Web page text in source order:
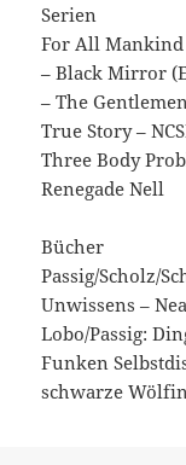
Serien
For All Mankind
– Black Mirror
– The
True Story –
Three Body
Renegade Nell
Bücher
Passig/Scholz/
Unwissens –
Lobo/Passig:
Funken
schwarze